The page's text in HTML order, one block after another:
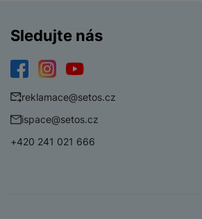
Sledujte nás
reklamace@setos.cz
ispace@setos.cz
+420 241 021 666